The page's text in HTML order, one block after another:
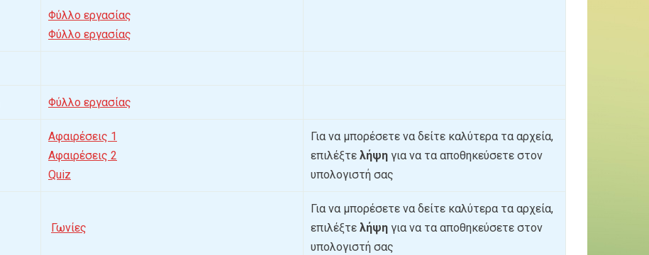
Φύλλο εργασίας
Φύλλο εργασίας
Φύλλο εργασίας
Αφαιρέσεις 1
Αφαιρέσεις 2
Quiz
Για να μπορέσετε να δείτε καλύτερα τα αρχεία,
επιλέξτε λήψη για να τα αποθηκεύσετε στον
υπολογιστή σας
Γωνίες
Για να μπορέσετε να δείτε καλύτερα τα αρχεία,
επιλέξτε λήψη για να τα αποθηκεύσετε στον
υπολογιστή σας